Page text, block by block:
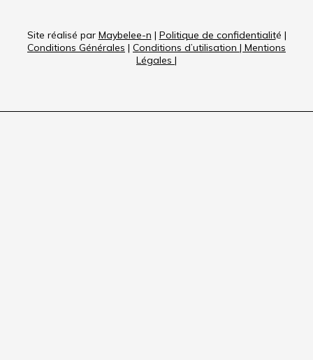
Site réalisé par Maybelee-n | Politique de confidentialité |
Conditions Générales | Conditions d’utilisation | Mentions
Légales |